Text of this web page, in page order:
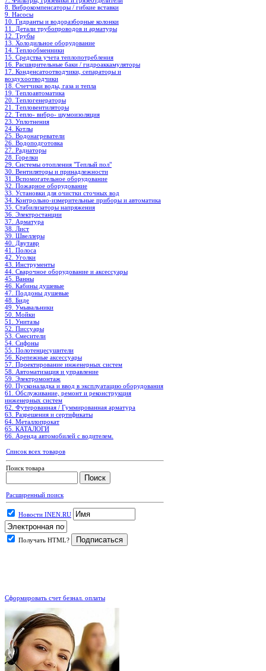
8. Виброкомпенсаторы / гибкие вставки
9. Насосы
10. Гидранты и водоразборные колонки
11. Детали трубопроводов и арматуры
12. Трубы
13. Холодильное oборудование
14. Теплообменники
15. Средства учета теплопотребления
16. Расширительные баки / гидроаккамуляторы
17. Конденсатоотводчики, сепараторы и
воздухоотводчики
18. Счетчики воды, газа и тепла
19. Теплоавтоматика
20. Теплогенераторы
21. Тепловентиляторы
22. Тепло- вибро- шумоизоляция
23. Уплотнения
24. Котлы
25. Водонагреватели
26. Водоподготовка
27. Радиаторы
28. Горелки
29. Системы отопления "Теплый пол"
30. Вентиляторы и принадлежности
31. Вспомогательное оборудование
32. Пожарное оборудование
33. Установки для очистки сточных вод
34. Контрольно-измерительные приборы и автоматика
35. Стабилизаторы напряжения
36. Электростанции
37. Арматура
38. Лист
39. Швеллеры
40. Двутавр
41. Полоса
42. Уголки
43. Инструменты
44. Сварочное оборудование и аксессуары
45. Ванны
46. Кабины душевые
47. Поддоны душевые
48. Биде
49. Умывальники
50. Мойки
51. Унитазы
52. Писсуары
53. Смесители
54. Сифоны
55. Полотенцесушители
56. Крепежные аксессуары
57. Проектирование инженерных систем
58. Автоматизация и управление
59. Электромонтаж
60. Пусконаладка и ввод в эксплуатацию оборудования
61. Обслуживание, ремонт и реконструкция
инженерных систем
62. Футерованная / Гуммированная арматура
63. Разрешения и сертификаты
64. Металлопрокат
65. КАТАЛОГИ
66. Аренда автомобилей с водителем.
Список всех товаров
Поиск товара
Расширенный поиск
Новости INEN.RU
Получать HTML?
Сформировать счет безнал. оплаты